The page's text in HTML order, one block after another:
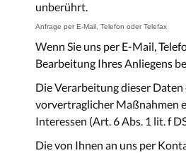
unberührt.
Anfrage per E-Mail, Telefon oder Telefax
Wenn Sie uns per E-Mail,
Bearbeitung Ihres Anliegens
Die Verarbeitung dieser
vorvertraglicher Maßnahmen
Interessen (Art. 6 Abs. 1 lit. f
Die von Ihnen an uns per